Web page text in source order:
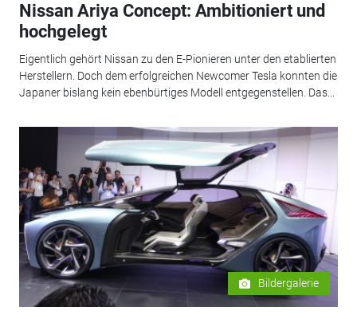
Nissan Ariya Concept: Ambitioniert und
hochgelegt
Eigentlich gehört Nissan zu den E-Pionieren unter den etablierten
Herstellern. Doch dem erfolgreichen Newcomer Tesla konnten die
Japaner bislang kein ebenbürtiges Modell entgegenstellen. Das...
Bildergalerie